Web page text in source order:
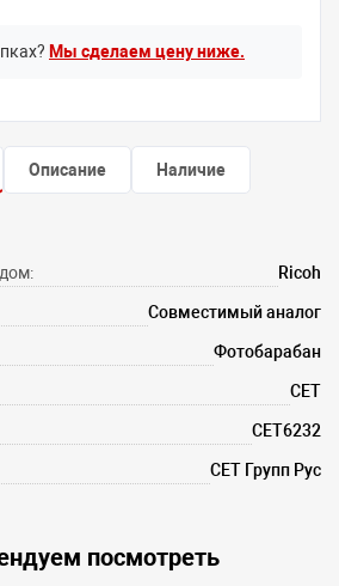
Мы сделаем цену ниже.
Описание Наличие
Ricoh
Совместимый аналог
Фотобарабан
CET
CET6232
СЕТ Групп Рус
посмотреть